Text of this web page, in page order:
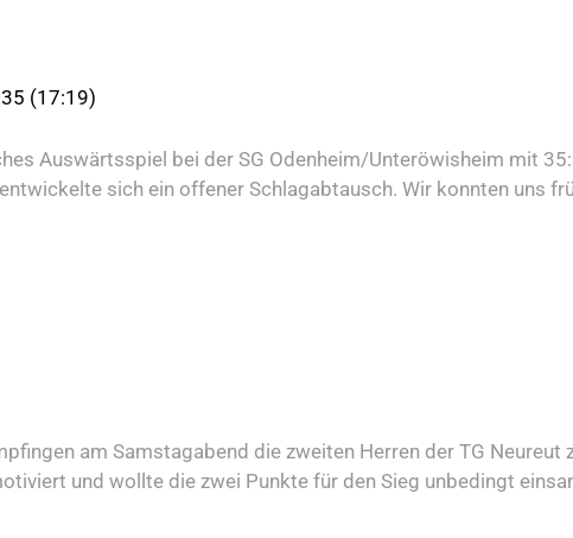
(17:19)
Auswärtsspiel bei der SG Odenheim/Unteröwisheim mit
sich ein offener Schlagabtausch. Wir konnten uns
am Samstagabend die zweiten Herren der TG Neureut
und wollte die zwei Punkte für den Sieg unbedingt